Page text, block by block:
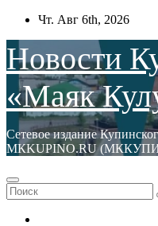
Перейти
содержимому
Чт. Авг 6th, 2026
Новости
«Маяк
Сетевое издание
МКKUPINO.RU